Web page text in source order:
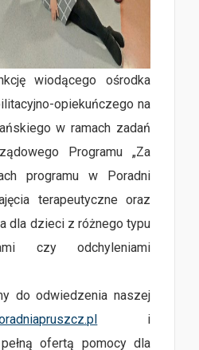
wiodącego ośrodka
opiekuńczego na
w ramach zadań
Programu „Za
programu w Poradni
terapeutyczne oraz
dla dzieci z różnego typu
czy odchyleniami
odwiedzenia naszej
i
ofertą pomocy dla